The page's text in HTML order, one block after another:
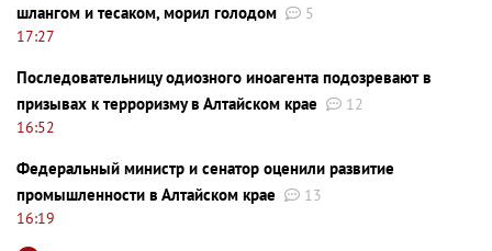
шлангом и тесаком, морил голодом
5
17:27
Последовательницу одиозного иноагента подозревают в
призывах к терроризму в Алтайском крае
12
16:52
Федеральный министр и сенатор оценили развитие
промышленности в Алтайском крае
13
16:19